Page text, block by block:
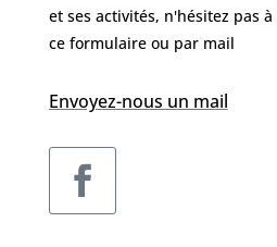
et ses activités, n'hésitez pas
ce formulaire ou par mail
Envoyez-nous un mail